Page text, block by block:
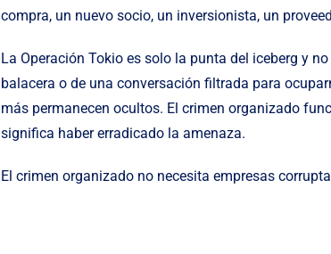
compra, un nuevo socio, un inversionista, un
La Operación Tokio es solo la punta del iceberg y
balacera o de una conversación filtrada para
más permanecen ocultos. El crimen organizado
significa haber erradicado la amenaza.
El crimen organizado no necesita empresas